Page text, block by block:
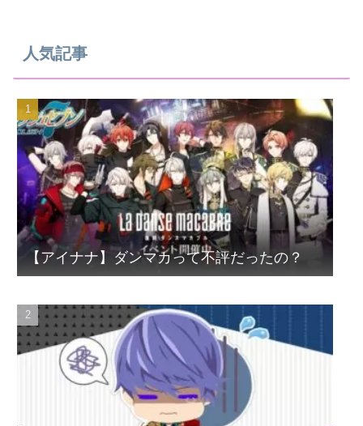
人気記事
【アイナナ】ダンマカって不評だったの？